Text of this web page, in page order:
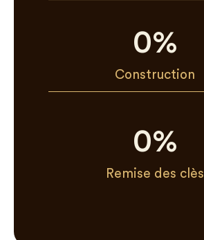
Construction
0%
Remise des clès
0%